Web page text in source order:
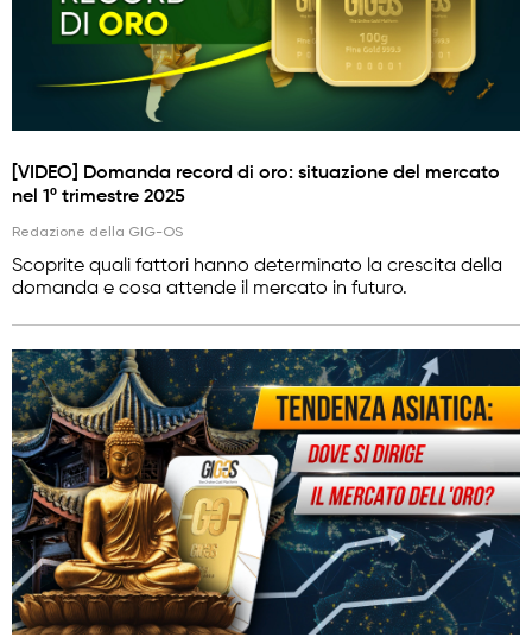
[VIDEO] Domanda record di oro: situazione del mercato
nel 1º trimestre 2025
Redazione della GIG-OS
Scoprite quali fattori hanno determinato la crescita della
domanda e cosa attende il mercato in futuro.